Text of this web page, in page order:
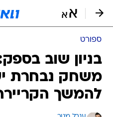
ספורט
בניון שוב
משחק נבחרת
להמשך הקריירה